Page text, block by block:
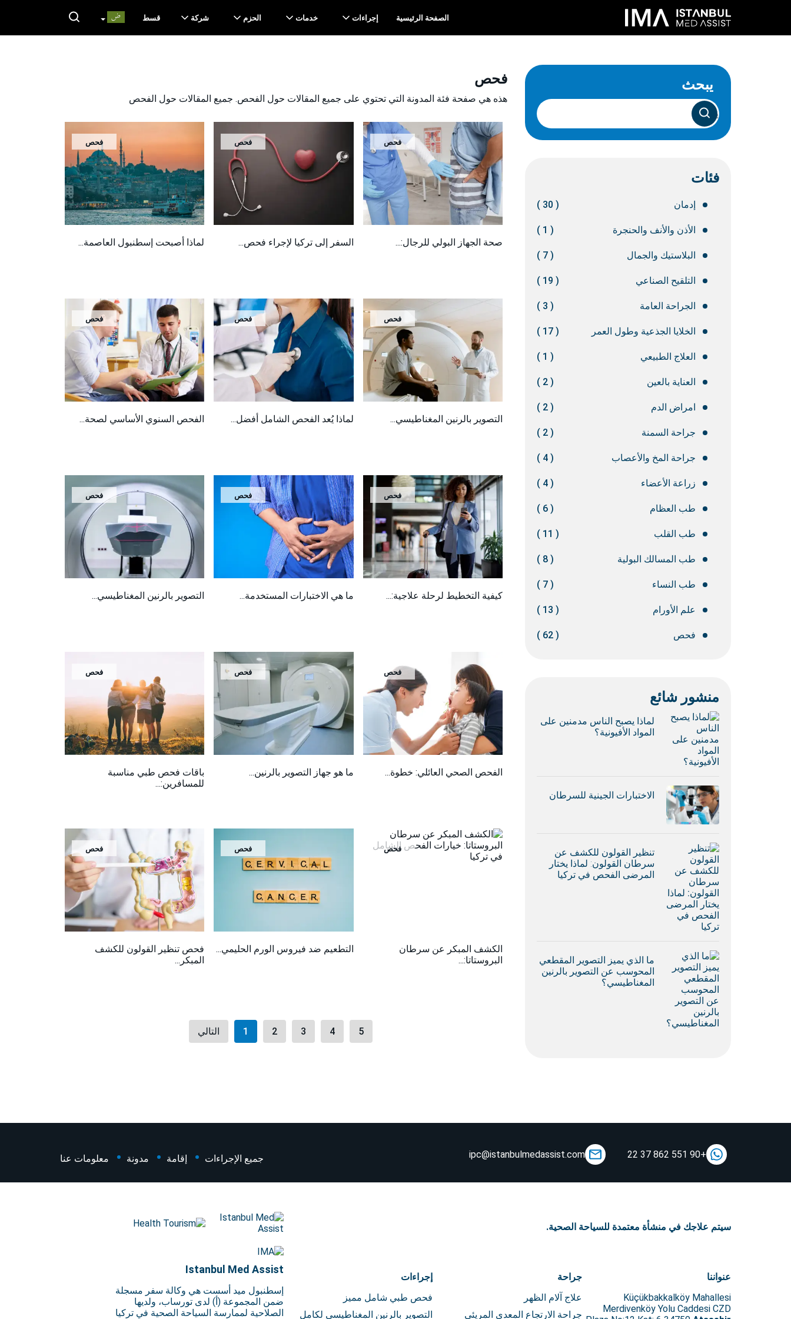
الصفحة الرئيسية إجراءات خدمات الحزم شركة قسط
فحص
هذه هي صفحة فئة المدونة التي تحتوي على جميع المقالات حول الفحص. جميع المقالات حول الفحص
لماذا أصبحت إسطنبول العاصمة...
فحص
السفر إلى تركيا لإجراء فحص...
فحص
صحة الجهاز البولي للرجال:...
فحص
الفحص السنوي الأساسي لصحة...
فحص
لماذا يُعد الفحص الشامل أفضل...
فحص
التصوير بالرنين المغناطيسي...
فحص
التصوير بالرنين المغناطيسي...
فحص
ما هي الاختبارات المستخدمة...
فحص
كيفية التخطيط لرحلة علاجية:...
فحص
باقات فحص طبي مناسبة
للمسافرين:...
فحص
ما هو جهاز التصوير بالرنين...
فحص
الفحص الصحي العائلي: خطوة...
فحص
فحص تنظير القولون للكشف
المبكر...
فحص
التطعيم ضد فيروس الورم الحليمي...
فحص
الكشف المبكر عن سرطان
البروستاتا:...
فحص
1 2 3 4 5 التالي
يبحث
فئات
إدمان ( 30 )
الأذن والأنف والحنجرة ( 1 )
البلاستيك والجمال ( 7 )
التلقيح الصناعي ( 19 )
الجراحة العامة ( 3 )
الخلايا الجذعية وطول العمر ( 17 )
العلاج الطبيعي ( 1 )
العناية بالعين ( 2 )
امراض الدم ( 2 )
جراحة السمنة ( 2 )
جراحة المخ والأعصاب ( 4 )
زراعة الأعضاء ( 4 )
طب العظام ( 6 )
طب القلب ( 11 )
طب المسالك البولية ( 8 )
طب النساء ( 7 )
علم الأورام ( 13 )
فحص ( 62 )
منشور شائع
لماذا يصبح الناس مدمنين على
المواد الأفيونية؟
الاختبارات الجينية للسرطان
تنظير القولون للكشف عن
سرطان القولون: لماذا يختار
المرضى الفحص في تركيا
ما الذي يميز التصوير المقطعي
المحوسب عن التصوير بالرنين
المغناطيسي؟
معلومات عنا مدونة إقامة جميع الإجراءات +90 551 862 37 22
ipc@istanbulmedassist.com
Istanbul Med Assist
إسطنبول ميد أسست هي وكالة سفر مسجلة
ضمن المجموعة (أ) لدى تورساب، ولديها
الصلاحية لممارسة السياحة الصحية في تركيا
سيتم علاجك في منشأة معتمدة للسياحة الصحية.
إجراءات
فحص طبي شامل مميز
التصوير بالرنين المغناطيسي لكامل
جراحة
علاج آلام الظهر
جراحة الارتجاع المعدي المريئي
عنواننا
Küçükbakkalköy Mahallesi
Merdivenköy Yolu Caddesi CZD